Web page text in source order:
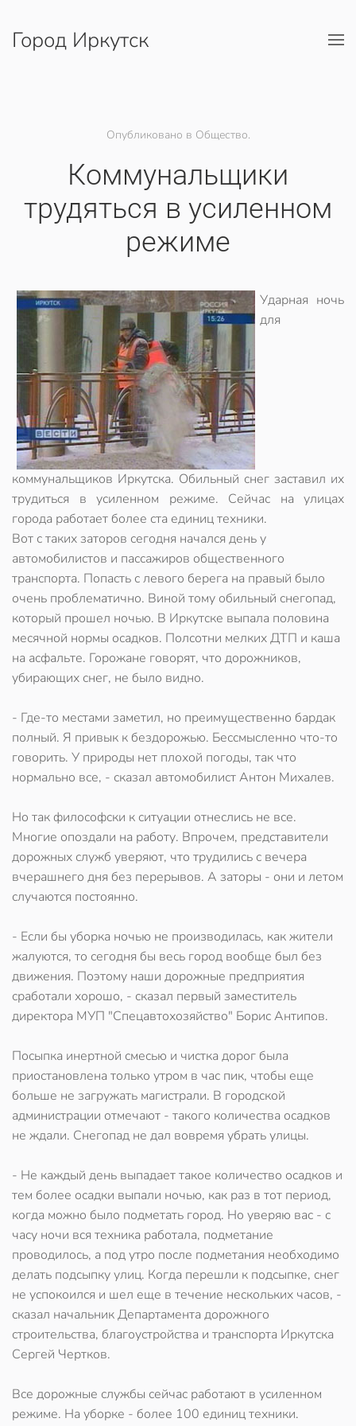
Перейти к содержимому
Город Иркутск
Опубликовано в Общество.
Коммунальщики
трудяться в усиленном
режиме
Ударная ночь
для
коммунальщиков Иркутска. Обильный снег заставил их
трудиться в усиленном режиме. Сейчас на улицах
города работает более ста единиц техники.
Вот с таких заторов сегодня начался день у
автомобилистов и пассажиров общественного
транспорта. Попасть с левого берега на правый было
очень проблематично. Виной тому обильный снегопад,
который прошел ночью. В Иркутске выпала половина
месячной нормы осадков. Полсотни мелких ДТП и каша
на асфальте. Горожане говорят, что дорожников,
убирающих снег, не было видно.
- Где-то местами заметил, но преимущественно бардак
полный. Я привык к бездорожью. Бессмысленно что-то
говорить. У природы нет плохой погоды, так что
нормально все, - сказал автомобилист Антон Михалев.
Но так философски к ситуации отнеслись не все.
Многие опоздали на работу. Впрочем, представители
дорожных служб уверяют, что трудились с вечера
вчерашнего дня без перерывов. А заторы - они и летом
случаются постоянно.
- Если бы уборка ночью не производилась, как жители
жалуются, то сегодня бы весь город вообще был без
движения. Поэтому наши дорожные предприятия
сработали хорошо, - сказал первый заместитель
директора МУП "Спецавтохозяйство" Борис Антипов.
Посыпка инертной смесью и чистка дорог была
приостановлена только утром в час пик, чтобы еще
больше не загружать магистрали. В городской
администрации отмечают - такого количества осадков
не ждали. Снегопад не дал вовремя убрать улицы.
- Не каждый день выпадает такое количество осадков и
тем более осадки выпали ночью, как раз в тот период,
когда можно было подметать город. Но уверяю вас - с
часу ночи вся техника работала, подметание
проводилось, а под утро после подметания необходимо
делать подсыпку улиц. Когда перешли к подсыпке, снег
не успокоился и шел еще в течение нескольких часов, -
сказал начальник Департамента дорожного
строительства, благоустройства и транспорта Иркутска
Сергей Чертков.
Все дорожные службы сейчас работают в усиленном
режиме. На уборке - более 100 единиц техники.